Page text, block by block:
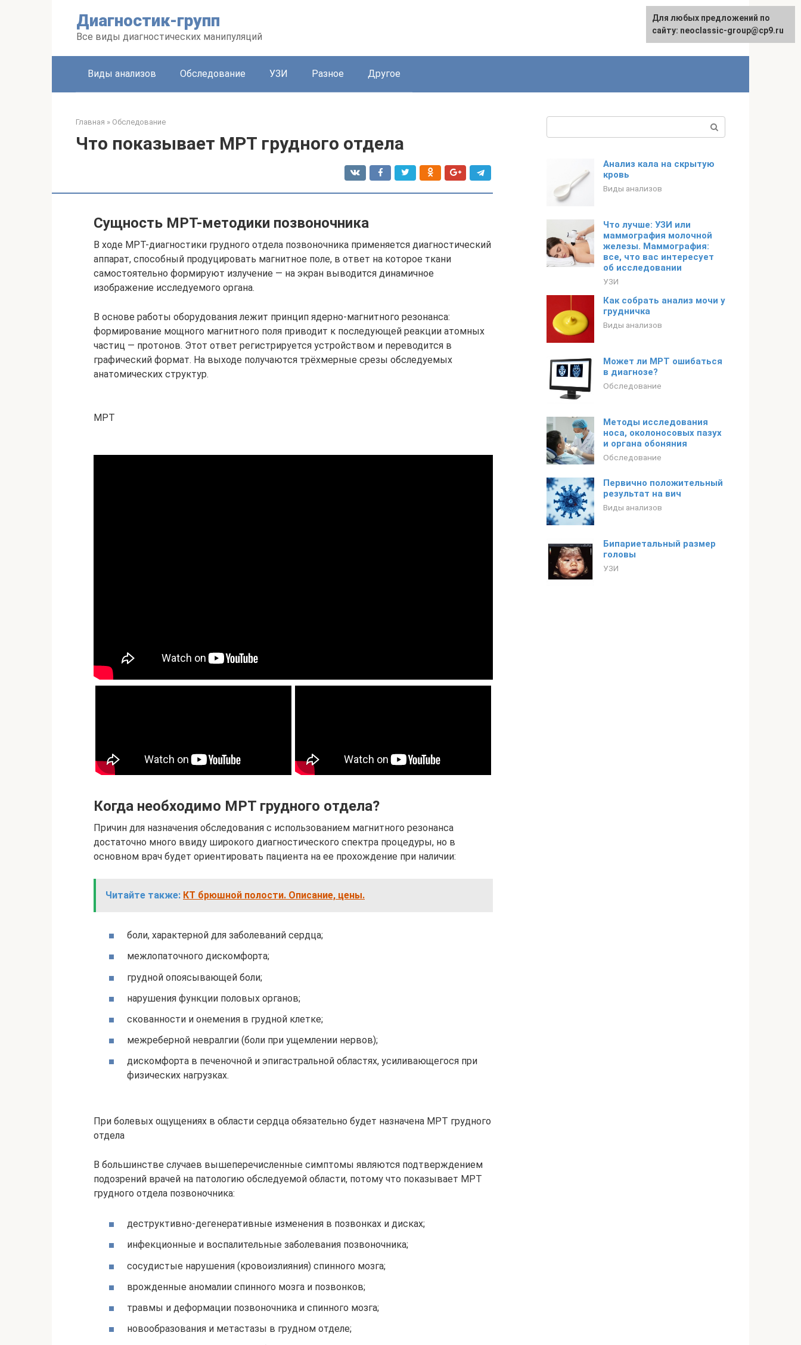
Диагностик-групп
Все виды диагностических манипуляций
Виды анализов Обследование УЗИ Разное Другое
Главная » Обследование
Что показывает МРТ грудного отдела
Сущность МРТ-методики позвоночника
В ходе МРТ-диагностики грудного отдела позвоночника применяется диагностический
аппарат, способный продуцировать магнитное поле, в ответ на которое ткани
самостоятельно формируют излучение — на экран выводится динамичное
изображение исследуемого органа.
В основе работы оборудования лежит принцип ядерно-магнитного резонанса:
формирование мощного магнитного поля приводит к последующей реакции атомных
частиц — протонов. Этот ответ регистрируется устройством и переводится в
графический формат. На выходе получаются трёхмерные срезы обследуемых
анатомических структур.
МРТ
Когда необходимо МРТ грудного отдела?
Причин для назначения обследования с использованием магнитного резонанса
достаточно много ввиду широкого диагностического спектра процедуры, но в
основном врач будет ориентировать пациента на ее прохождение при наличии:
Читайте также: КТ брюшной полости. Описание, цены.
боли, характерной для заболеваний сердца;
межлопаточного дискомфорта;
грудной опоясывающей боли;
нарушения функции половых органов;
скованности и онемения в грудной клетке;
межреберной невралгии (боли при ущемлении нервов);
дискомфорта в печеночной и эпигастральной областях, усиливающегося при
физических нагрузках.
При болевых ощущениях в области сердца обязательно будет назначена МРТ грудного
отдела
В большинстве случаев вышеперечисленные симптомы являются подтверждением
подозрений врачей на патологию обследуемой области, потому что показывает МРТ
грудного отдела позвоночника:
деструктивно-дегенеративные изменения в позвонках и дисках;
инфекционные и воспалительные заболевания позвоночника;
сосудистые нарушения (кровоизлияния) спинного мозга;
врожденные аномалии спинного мозга и позвонков;
травмы и деформации позвоночника и спинного мозга;
новообразования и метастазы в грудном отделе;
Анализ кала на скрытую
кровь
Виды анализов
Что лучше: УЗИ или
маммография молочной
железы. Маммография:
все, что вас интересует
об исследовании
УЗИ
Как собрать анализ мочи у
грудничка
Виды анализов
Может ли МРТ ошибаться
в диагнозе?
Обследование
Методы исследования
носа, околоносовых пазух
и органа обоняния
Обследование
Первично положительный
результат на вич
Виды анализов
Бипариетальный размер
головы
УЗИ
Для любых предложений по
сайту: neoclassic-group@cp9.ru